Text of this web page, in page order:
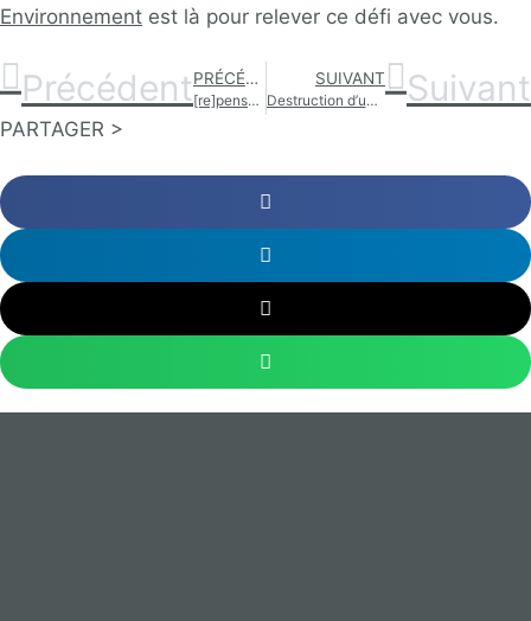
Environnement est là pour relever ce défi avec vous.
Précédent PRÉCÉDENT
[re]penser la santé : AVR Environnement & l’Octobre Rose
SUIVANT
Destruction d’une cloison avec AVR Suivant
PARTAGER >